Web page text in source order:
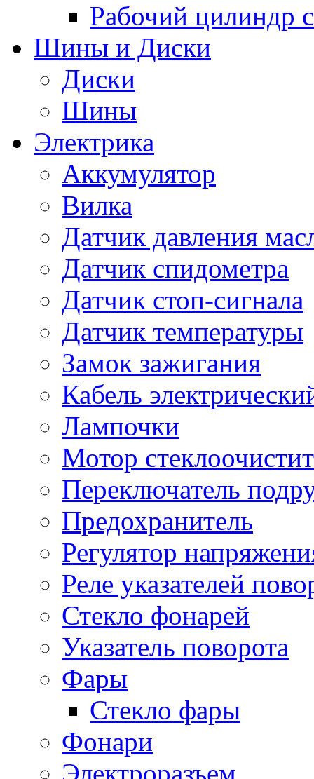
Рабочий цилиндр
Шины и Диски
Диски
Шины
Электрика
Аккумулятор
Вилка
Датчик давления
Датчик спидометра
Датчик стоп-сигнала
Датчик температуры
Замок зажигания
Кабель
Лампочки
Мотор
Переключатель
Предохранитель
Регулятор
Реле указателей
Стекло фонарей
Указатель поворота
Фары
Стекло фары
Фонари